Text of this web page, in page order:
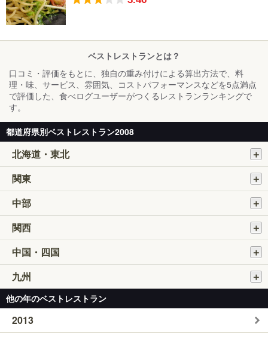
ベストレストランとは？
口コミ・評価をもとに、独自の重み付けによる算出方法で、料
理・味、サービス、雰囲気、コストパフォーマンスなどを5点満点
で評価した、食べログユーザーがつくるレストランランキングで
す。
都道府県別ベストレストラン2008
北海道・東北
関東
中部
関西
中国・四国
九州
他の年のベストレストラン
2013